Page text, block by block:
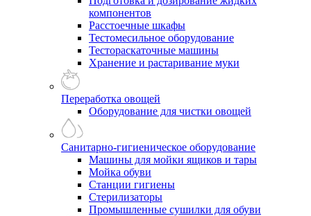
компонентов
Расстоечные шкафы
Тестомесильное оборудование
Тестораскаточные машины
Хранение и растаривание муки
Переработка овощей
Оборудование для чистки овощей
Санитарно-гигиеническое оборудование
Машины для мойки ящиков и тары
Мойка обуви
Станции гигиены
Стерилизаторы
Промышленные сушилки для обуви